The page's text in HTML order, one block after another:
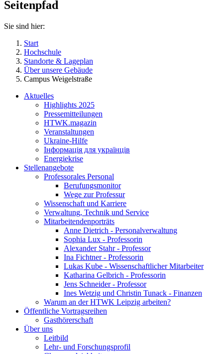
Seitenpfad
Sie sind hier:
Start
Hochschule
Standorte & Lageplan
Über unsere Gebäude
Campus Weigelstraße
Aktuelles
Highlights 2025
Pressemitteilungen
HTWK.magazin
Veranstaltungen
Ukraine-Hilfe
Інформація для українців
Energiekrise
Stellenangebote
Professorales Personal
Berufungsmonitor
Wege zur Professur
Wissenschaft und Karriere
Verwaltung, Technik und Service
Mitarbeitendenporträts
Anne Dietrich - Personalverwaltung
Sophia Lux - Professorin
Alexander Stahr - Professor
Ina Fichtner - Professorin
Lukas Kube - Wissenschaftlicher Mitarbeiter
Katharina Gelbrich - Professorin
Jens Schneider - Professor
Ines Wetzig und Christin Tunack - Finanzen
Warum an der HTWK Leipzig arbeiten?
Öffentliche Vortragsreihen
Gasthörerschaft
Über uns
Leitbild
Lehr- und Forschungsprofil